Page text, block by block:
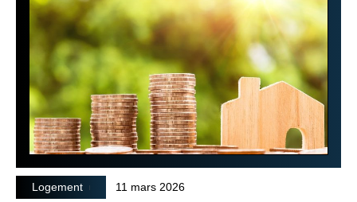
Logement 11 mars 2026